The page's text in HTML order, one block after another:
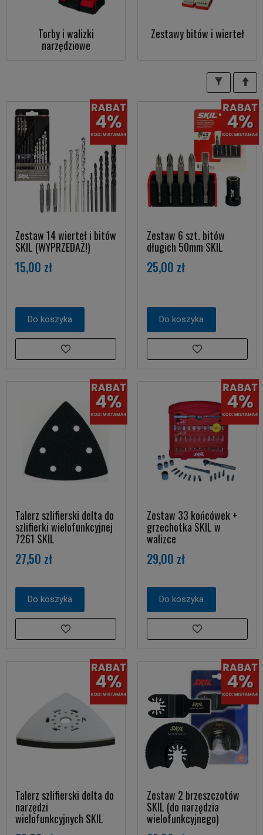
Torby i walizki
narzędziowe
Zestawy bitów i wierteł
Zestaw 14 wierteł i bitów
SKIL (WYPRZEDAŻ!)
15,00 zł
Do koszyka
Zestaw 6 szt. bitów
długich 50mm SKIL
25,00 zł
Do koszyka
Talerz szlifierski delta do
szlifierki wielofunkcyjnej
7261 SKIL
27,50 zł
Do koszyka
Zestaw 33 końcówek +
grzechotka SKIL w
walizce
29,00 zł
Do koszyka
Talerz szlifierski delta do
narzędzi
wielofunkcyjnych SKIL
Zestaw 2 brzeszczotów
SKIL (do narzędzia
wielofunkcyjnego)